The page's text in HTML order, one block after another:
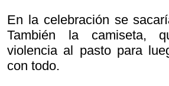
En la celebración se
También la camiseta,
violencia al pasto para
con todo.